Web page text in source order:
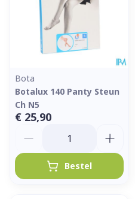
Bota
Botalux 140 Panty Steun
Ch N5
€ 25,90
Bestel